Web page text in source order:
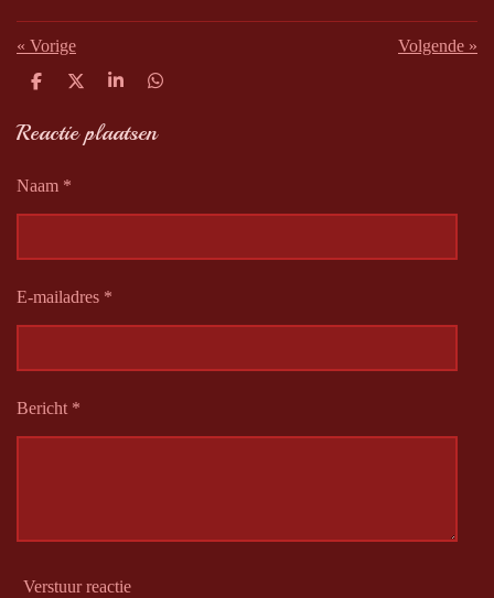
« Vorige Volgende »
D
e
D
l
S
r
D
e
Reactie plaatsen
Naam *
E-mailadres *
Bericht *
Verstuur reactie